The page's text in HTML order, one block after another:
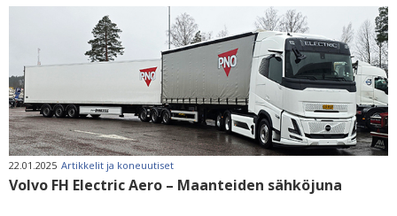
22.01.2025 Artikkelit ja koneuutiset
Volvo FH Electric Aero – Maanteiden sähköjuna